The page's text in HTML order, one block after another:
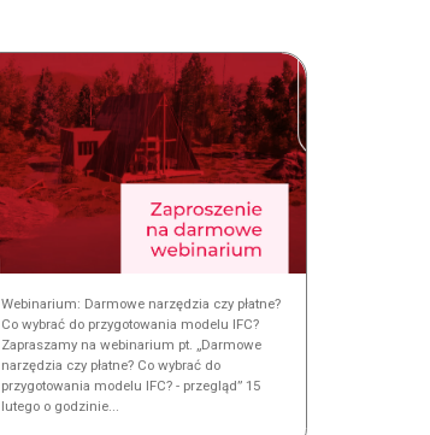
Webinarium: Darmowe narzędzia czy płatne?
Co wybrać do przygotowania modelu IFC?
Zapraszamy na webinarium pt. „Darmowe
narzędzia czy płatne? Co wybrać do
przygotowania modelu IFC? - przegląd” 15
lutego o godzinie...